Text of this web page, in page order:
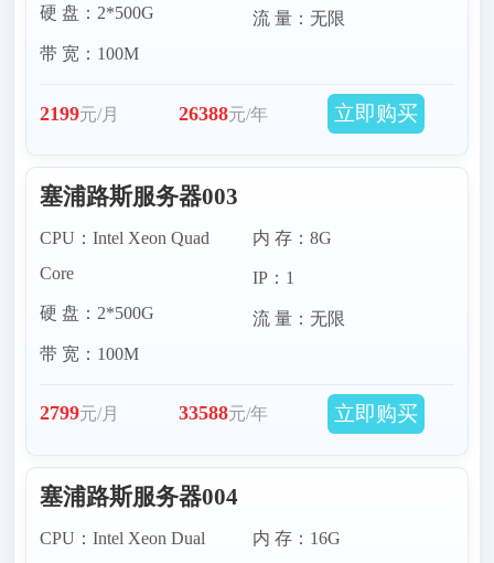
匈牙利服务器
瑞典服务器服务器 爱尔兰服务器
挪威服务器
硬 盘：2*500G
带 宽：100M
流 量：无限
2199元/月 26388元/年 立即购买
塞浦路斯服务器003
CPU：Intel Xeon Quad
Core
硬 盘：2*500G
带 宽：100M
内 存：8G
IP：1
流 量：无限
2799元/月 33588元/年 立即购买
塞浦路斯服务器004
CPU：Intel Xeon Dual
内 存：16G